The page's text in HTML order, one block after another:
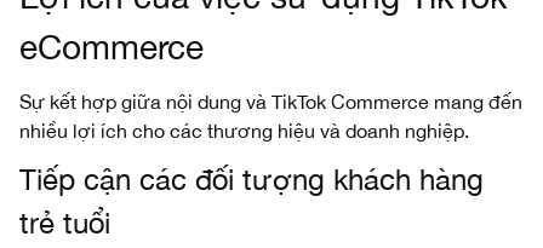
eCommerce
Sự kết hợp giữa nội dung và TikTok Commerce mang đến
nhiều lợi ích cho các thương hiệu và doanh nghiệp.
Tiếp cận các đối tượng khách hàng
trẻ tuổi